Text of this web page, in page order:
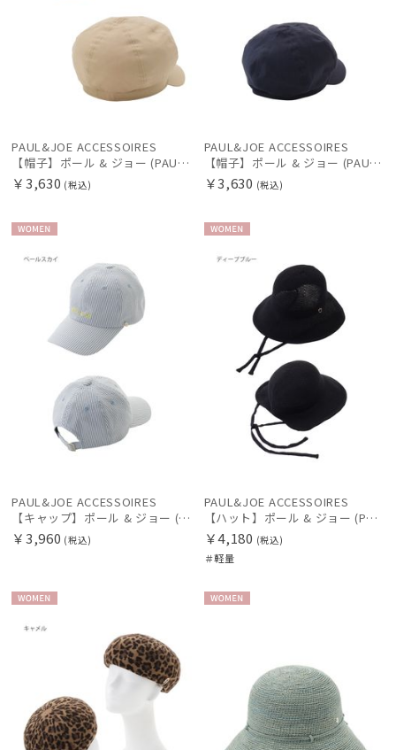
絞り込み
レディース
カテゴリー
ブランド
傘機能
帽子
その他
売上点数順
PAUL&JOE ACCESSOIRES
【帽子】ポール & ジョー (PAUL & JOE ACCESSOIRES) ロゴプレート 無地 キャスケット 【公式ムーンバット】 レディース
￥3,630 (税込)
PAUL&JOE ACCESSOIRES
【帽子】ポール & ジョー (PAUL & JOE ACCESSOIRES) ロゴプレート 無地 キャスケット 【公式ムーンバット】 レディース
￥3,630 (税込)
PAUL&JOE ACCESSOIRES
【キャップ】ポール & ジョー (PAUL & JOE ACCESSOIRES) キャップ ロゴ刺繍
￥3,960 (税込)
PAUL&JOE ACCESSOIRES
【ハット】ポール & ジョー (PAUL & JOE ACCESSOIRES) サーモリボンハット
￥4,180 (税込)
＃軽量